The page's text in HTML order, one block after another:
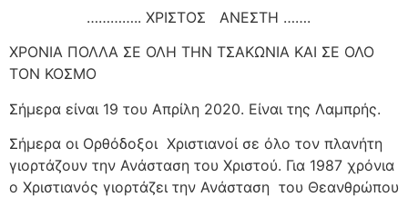
………….. ΧΡΙΣΤΟΣ
ΑΝΕΣΤΗ …….
ΧΡΟΝΙΑ ΠΟΛΛΑ ΣΕ ΟΛΗ ΤΗΝ ΤΣΑΚΩΝΙΑ ΚΑΙ ΣΕ ΟΛΟ
ΤΟΝ ΚΟΣΜΟ
Σήμερα είναι 19 του Απρίλη 2020. Είναι της Λαμπρής.
Σήμερα οι Ορθόδοξοι Χριστιανοί σε όλο τον πλανήτη
γιορτάζουν την Ανάσταση του Χριστού. Για 1987 χρόνια
ο Χριστιανός γιορτάζει την Ανάσταση του Θεανθρώπου